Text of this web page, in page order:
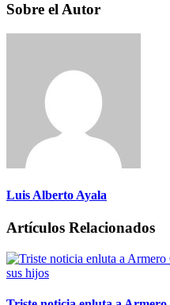
Sobre el Autor
Luis Alberto Ayala
Artículos Relacionados